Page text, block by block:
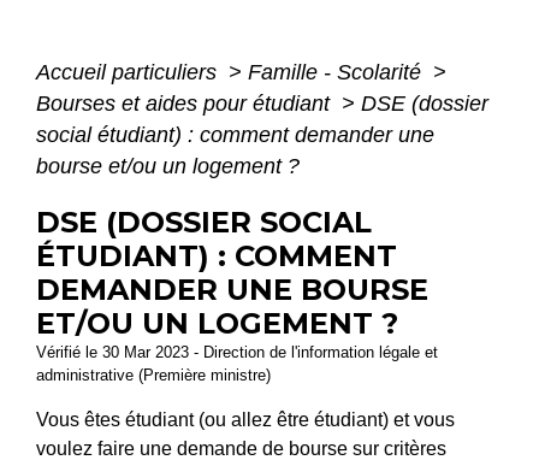
Accueil particuliers > Famille - Scolarité >
Bourses et aides pour étudiant > DSE (dossier
social étudiant) : comment demander une
bourse et/ou un logement ?
DSE (DOSSIER SOCIAL
ÉTUDIANT) : COMMENT
DEMANDER UNE BOURSE
ET/OU UN LOGEMENT ?
Vérifié le 30 Mar 2023 - Direction de l'information légale et
administrative (Première ministre)
Vous êtes étudiant (ou allez être étudiant) et vous
voulez faire une demande de bourse sur critères